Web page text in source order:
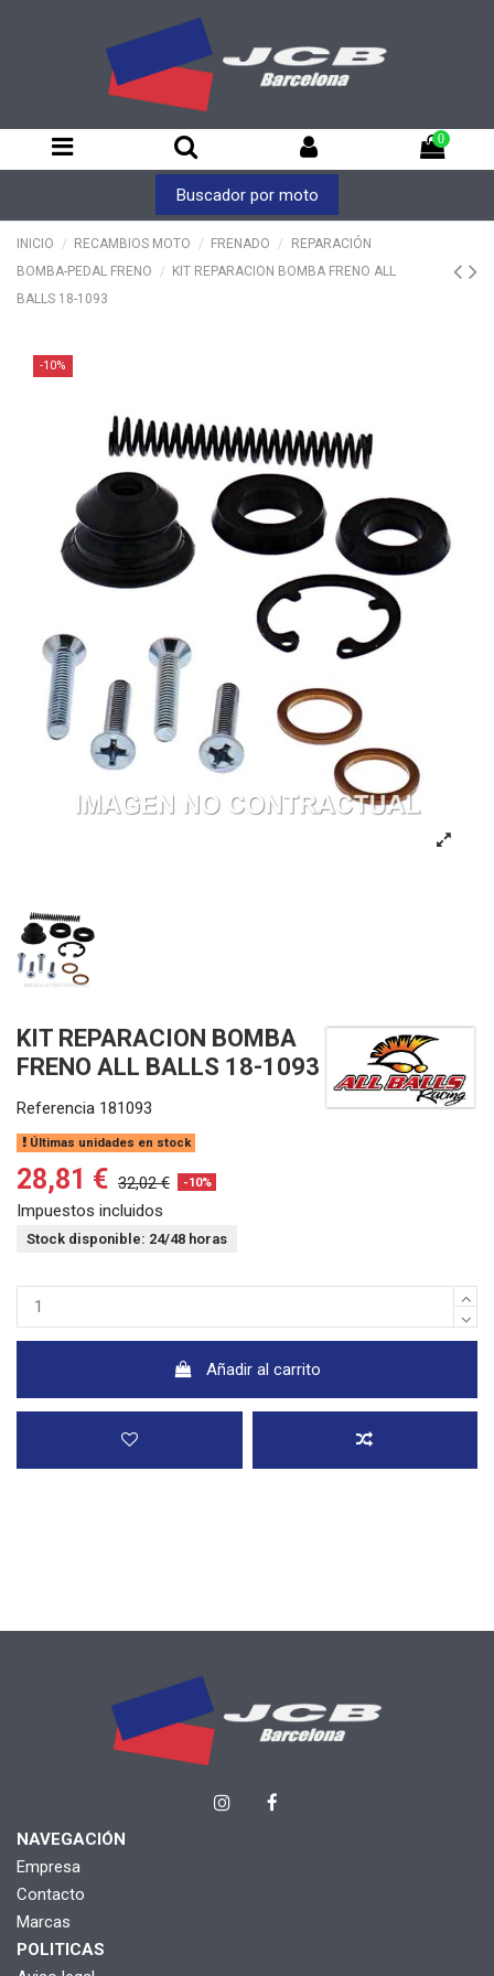
0
Buscador por moto
INICIO RECAMBIOS MOTO FRENADO
REPARACIÓN
BOMBA-PEDAL FRENO
KIT REPARACION BOMBA FRENO ALL
BALLS 18-1093
-10%
KIT REPARACION BOMBA
FRENO ALL BALLS 18-1093
Referencia 181093
Últimas unidades en stock
28,81 € 32,02 € -10%
Impuestos incluidos
Stock disponible: 24/48 horas
Añadir al carrito
NAVEGACIÓN
Empresa
Contacto
Marcas
POLITICAS